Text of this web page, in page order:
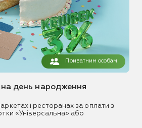
Приватним особам
на день народження
і ресторанах за оплати з
«Універсальна» або